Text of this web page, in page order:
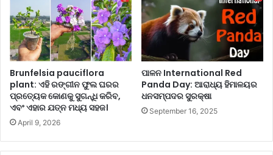
ମ
କି
Brunfelsia pauciflora
plant: ଏହି ରଙ୍ଗୀନ ଫୁଲ ଘରର
ପ୍ରତ୍ୟେକ କୋଣକୁ ସୁଗନ୍ଧି କରିବ,
ଏବଂ ଏହାର ଯତ୍ନ ମଧ୍ୟ ସହଜ।
April 9, 2026
ପାଳନ International Red
Panda Day: ଆରାଧ୍ୟ ହିମାଳୟର
ଧନସମ୍ପଦର ସୁରକ୍ଷା
September 16, 2025